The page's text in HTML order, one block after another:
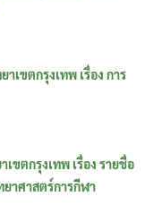
เขตกรุงเทพ เรื่อง การ
ขตกรุงเทพ เรื่อง รายชื่อ
าศาสตร์การกีฬา